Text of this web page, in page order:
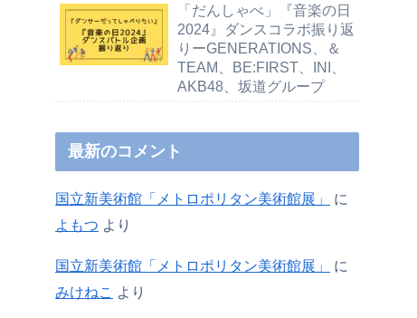
「だんしゃべ」『音楽の日
2024』ダンスコラボ振り返
りーGENERATIONS、＆
TEAM、BE:FIRST、INI、
AKB48、坂道グループ
最新のコメント
国立新美術館「メトロポリタン美術館展」
に
よもつ より
国立新美術館「メトロポリタン美術館展」
に
みけねこ より